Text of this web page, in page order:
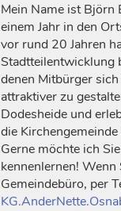
Mein Name ist Björn
einem Jahr in den
vor rund 20 Jahren
Stadtteilentwicklung
denen Mitbürger
attraktiver zu
Dodesheide und
die
Gerne möchte ich
kennenlernen!
Gemeindebüro, per